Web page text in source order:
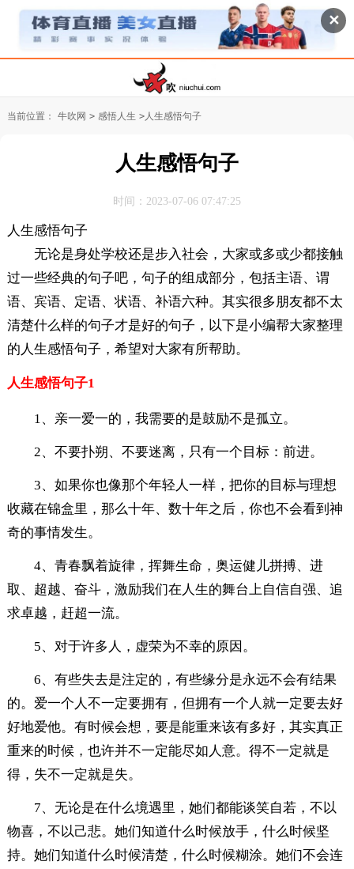
✕
当前位置： 牛吹网 > 感悟人生 >人生感悟句子
人生感悟句子
时间：2023-07-06 07:47:25
人生感悟句子
无论是身处学校还是步入社会，大家或多或少都接触
过一些经典的句子吧，句子的组成部分，包括主语、谓
语、宾语、定语、状语、补语六种。其实很多朋友都不太
清楚什么样的句子才是好的句子，以下是小编帮大家整理
的人生感悟句子，希望对大家有所帮助。
人生感悟句子1
1、亲一爱一的，我需要的是鼓励不是孤立。
2、不要扑朔、不要迷离，只有一个目标：前进。
3、如果你也像那个年轻人一样，把你的目标与理想
收藏在锦盒里，那么十年、数十年之后，你也不会看到神
奇的事情发生。
4、青春飘着旋律，挥舞生命，奥运健儿拼搏、进
取、超越、奋斗，激励我们在人生的舞台上自信自强、追
求卓越，赶超一流。
5、对于许多人，虚荣为不幸的原因。
6、有些失去是注定的，有些缘分是永远不会有结果
的。爱一个人不一定要拥有，但拥有一个人就一定要去好
好地爱他。有时候会想，要是能重来该有多好，其实真正
重来的时候，也许并不一定能尽如人意。得不一定就是
得，失不一定就是失。
7、无论是在什么境遇里，她们都能谈笑自若，不以
物喜，不以己悲。她们知道什么时候放手，什么时候坚
持。她们知道什么时候清楚，什么时候糊涂。她们不会连